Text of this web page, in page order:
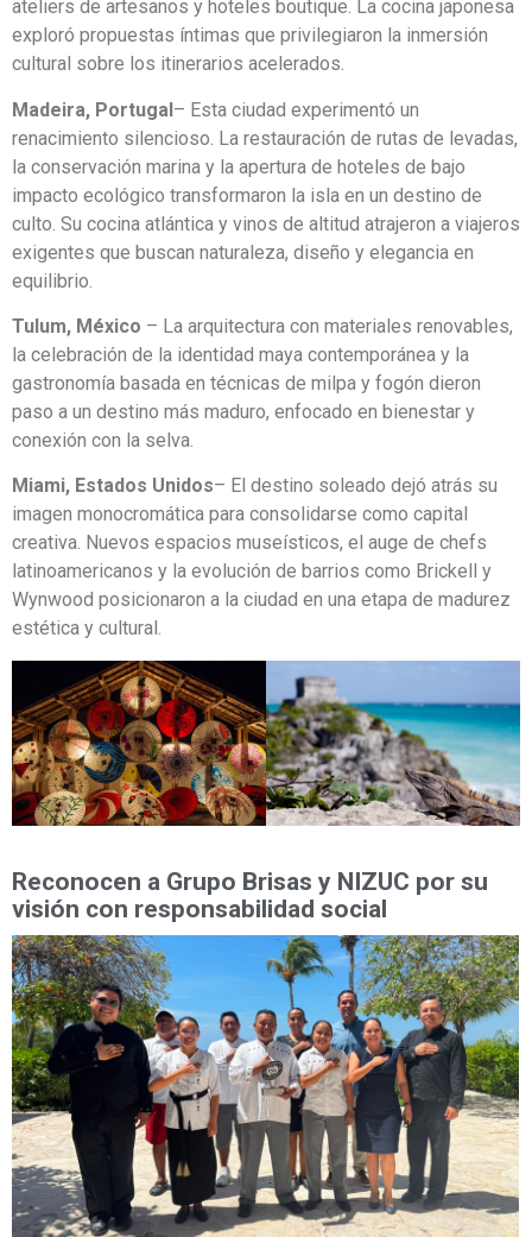
ateliers de artesanos y hoteles boutique. La cocina japonesa
exploró propuestas íntimas que privilegiaron la inmersión
cultural sobre los itinerarios acelerados.
Madeira, Portugal– Esta ciudad experimentó un
renacimiento silencioso. La restauración de rutas de levadas,
la conservación marina y la apertura de hoteles de bajo
impacto ecológico transformaron la isla en un destino de
culto. Su cocina atlántica y vinos de altitud atrajeron a viajeros
exigentes que buscan naturaleza, diseño y elegancia en
equilibrio.
Tulum, México – La arquitectura con materiales renovables,
la celebración de la identidad maya contemporánea y la
gastronomía basada en técnicas de milpa y fogón dieron
paso a un destino más maduro, enfocado en bienestar y
conexión con la selva.
Miami, Estados Unidos– El destino soleado dejó atrás su
imagen monocromática para consolidarse como capital
creativa. Nuevos espacios museísticos, el auge de chefs
latinoamericanos y la evolución de barrios como Brickell y
Wynwood posicionaron a la ciudad en una etapa de madurez
estética y cultural.
Reconocen a Grupo Brisas y NIZUC por su
visión con responsabilidad social